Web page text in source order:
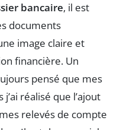
bancaire, il est
documents
image claire et
financière. Un
pensé que mes
réalisé que l’ajout
relevés de compte